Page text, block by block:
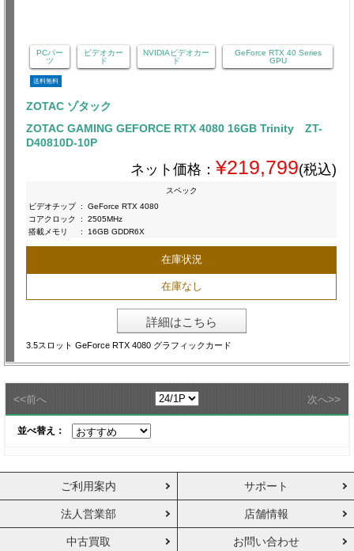
PCパー
ツ
ビデオカー
ド
NVIDIAビデオカー
ド
GeForce RTX 40 Series
GPU
送料無料
ZOTAC ゾタック
ZOTAC GAMING GEFORCE RTX 4080 16GB Trinity ZT-
D40810D-10P
ネット価格： ¥219,799(税込)
スペック
ビデオチップ :
GeForce RTX 4080
コアクロック
:
2505MHz
搭載メモリ
: 16GB GDDR6X
在庫状況
在庫なし
詳細はこちら
3.5スロット GeForce RTX 4080 グラフィックカード
<<前へ 次へ>>
並べ替え：
ご利用案内 サポート
法人営業部 店舗情報
中古買取 お問い合わせ